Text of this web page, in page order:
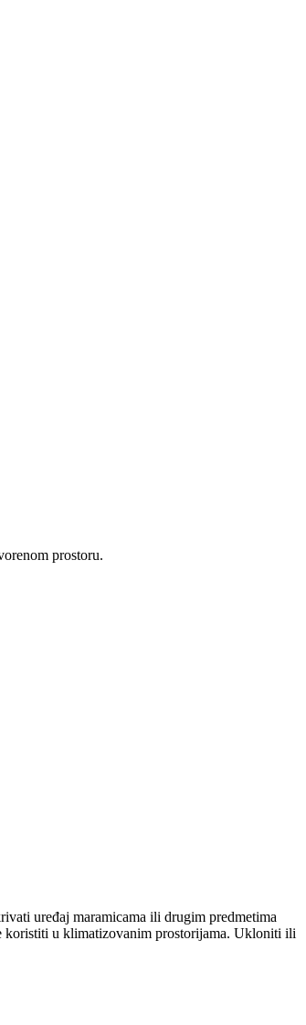
prostoru.
uređaj maramicama ili drugim predmetima
koristiti u klimatizovanim prostorijama. Ukloniti ili